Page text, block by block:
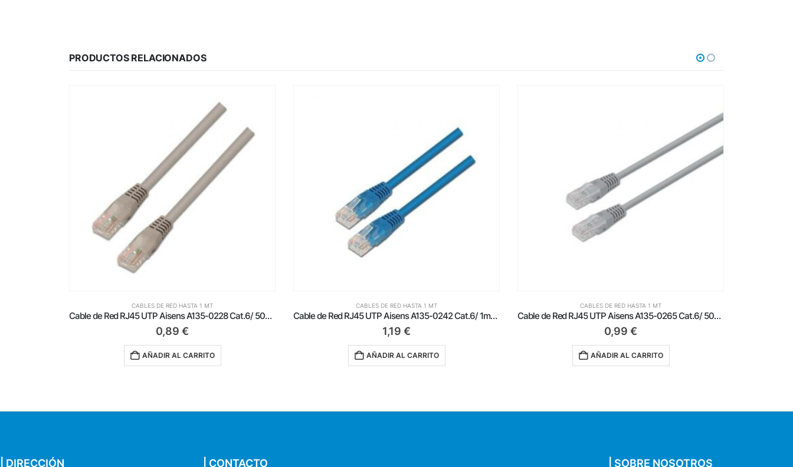
PRODUCTOS RELACIONADOS
CABLES DE RED HASTA 1 MT
Cable de Red RJ45 UTP Aisens A135-0242 Cat.6/ 1m/ Azul
1,19 €
AÑADIR AL CARRITO
CABLES DE RED HASTA 1 MT
Cable de Red RJ45 UTP Aisens A135-0265 Cat.6/ 50cm/ Gris
0,99€
AÑADIR AL CARRITO
CABLES DE RED HASTA 1 MT
Cable de Red RJ45 UTP Aisens A135-0254/ Cat.6/ 1m/ Amarillo
1,19 €
AÑADIR AL CARRITO
| DIRECCIÓN | CONTACTO | SOBRE NOSOTROS